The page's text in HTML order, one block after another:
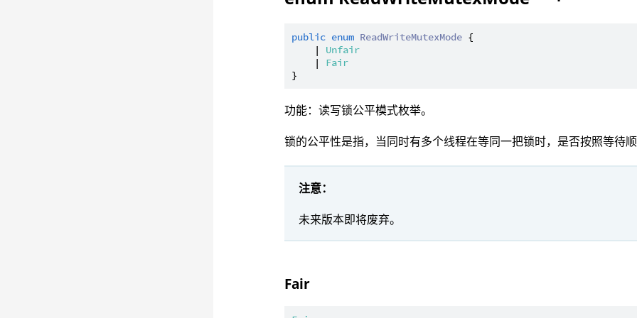
public enum ReadWriteMutexMode {
    |
Unfair
    |
Fair
功能：读写锁公平模式枚举。
锁的公平性是指，当同时有多个线程在等同一把锁时，是否按照等待顺
注意：
未来版本即将废弃。
Fair